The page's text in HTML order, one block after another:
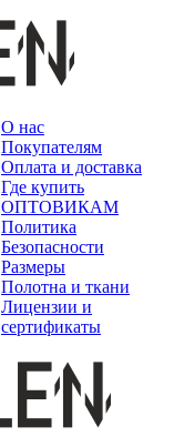
О нас
Покупателям
Оплата и доставка
Где купить
ОПТОВИКАМ
Политика
Безопасности
Размеры
Полотна и ткани
Лицензии и
сертификаты